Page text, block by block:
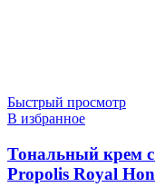
Быстрый просмотр
В избранное
Тональный крем
Propolis Royal